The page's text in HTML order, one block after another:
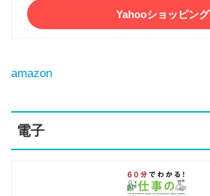
Yahooショッピング
amazon
電子